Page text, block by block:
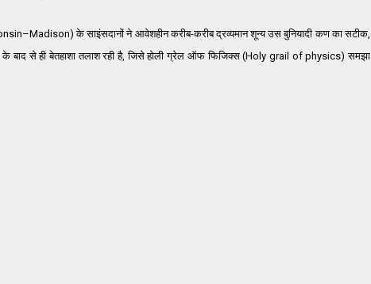
के साइंसदानों ने आवेशहीन करीब-करीब द्रव्यमान शून्य उस बुनियादी कण का सटीक,
के बाद से ही बेतहाशा तलाश रही है, जिसे होली ग्रेल ऑफ फिजिक्स (Holy grail of physics) समझा